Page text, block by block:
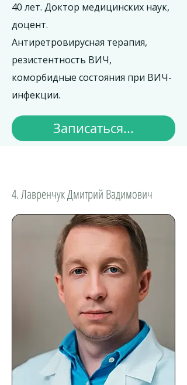
40 лет. Доктор медицинских наук,
доцент.
Антиретровирусная терапия,
резистентность ВИЧ,
коморбидные состояния при ВИЧ-
инфекции.​
Записаться...
4. Лавренчук Дмитрий Вадимович